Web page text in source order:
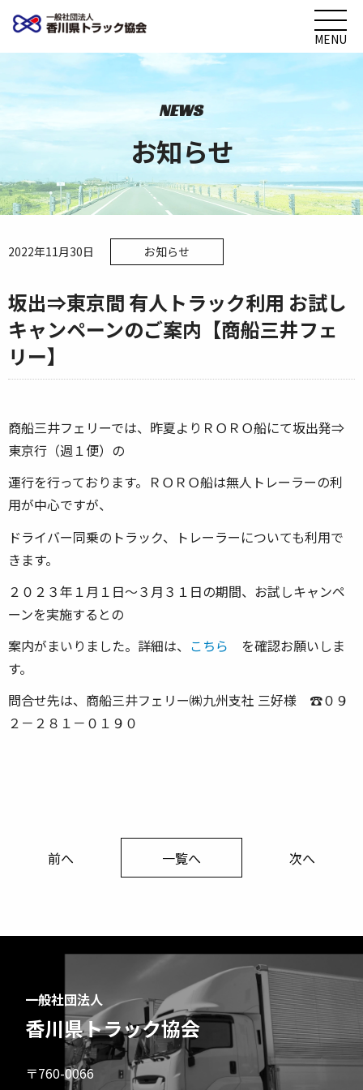
MENU
NEWS
お知らせ
2022年11月30日 お知らせ
坂出⇒東京間 有人トラック利用 お試し
キャンペーンのご案内【商船三井フェ
リー】
商船三井フェリーでは、昨夏よりＲＯＲＯ船にて坂出発⇒
東京行（週１便）の
運行を行っております。ＲＯＲＯ船は無人トレーラーの利
用が中心ですが、
ドライバー同乗のトラック、トレーラーについても利用で
きます。
２０２３年１月１日～３月３１日の期間、お試しキャンペ
ーンを実施するとの
案内がまいりました。詳細は、 こちら を確認お願いしま
す。
問合せ先は、商船三井フェリー㈱九州支社 三好様 ☎０９
２－２８１－０１９０
前へ 一覧へ 次へ
一般社団法人
香川県トラック協会
〒760-0066